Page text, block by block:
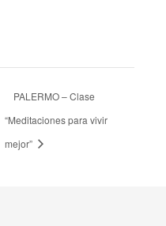
PALERMO – Clase
“Meditaciones para vivir
mejor”